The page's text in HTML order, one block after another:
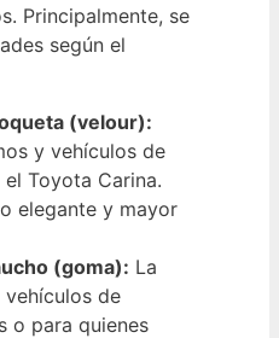
Principalmente, se
según el
(velour):
y vehículos de
Toyota Carina.
elegante y mayor
(goma): La
de
o para quienes